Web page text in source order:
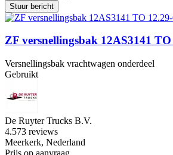
Stuur bericht
ZF versnellingsbak 12AS3141 TO
Versnellingsbak vrachtwagen onderdeel
Gebruikt
De Ruyter Trucks B.V.
4.573 reviews
Meerkerk, Nederland
Prijs op aanvraag